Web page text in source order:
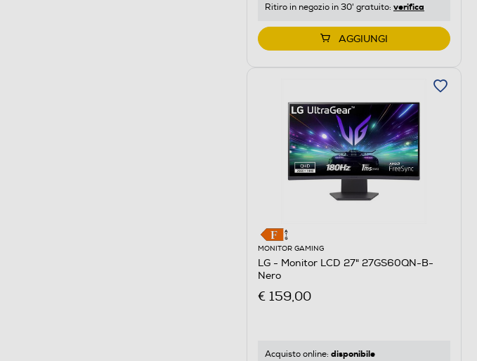
Ritiro in negozio in 30' gratuito: verifica
AGGIUNGI
MONITOR GAMING
LG - Monitor LCD 27" 27GS60QN-B-
Nero
€ 159,00
Acquisto online: disponibile